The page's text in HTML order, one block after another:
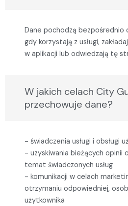
Dane pochodzą bezpośrednio
gdy korzystają z usługi,
w aplikacji lub odwiedzają tę
W jakich celach City
przechowuje dane?
- świadczenia usługi i obsługi
- uzyskiwania bieżących opinii
temat świadczonych usług
- komunikacji w celach
otrzymaniu odpowiedniej,
użytkownika